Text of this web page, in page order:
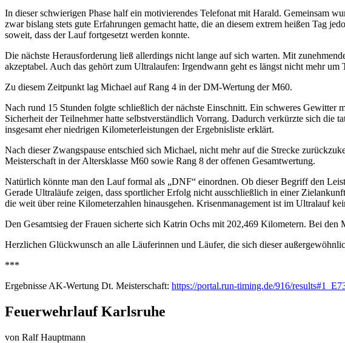
In dieser schwierigen Phase half ein motivierendes Telefonat mit Harald. Gemeinsam
zwar bislang stets gute Erfahrungen gemacht hatte, die an diesem extrem heißen Tag
soweit, dass der Lauf fortgesetzt werden konnte.
Die nächste Herausforderung ließ allerdings nicht lange auf sich warten. Mit
akzeptabel. Auch das gehört zum Ultralaufen: Irgendwann geht es längst nicht mehr
Zu diesem Zeitpunkt lag Michael auf Rang 4 in der DM-Wertung der M60.
Nach rund 15 Stunden folgte schließlich der nächste Einschnitt. Ein schweres
Sicherheit der Teilnehmer hatte selbstverständlich Vorrang. Dadurch verkürzte sich die
insgesamt eher niedrigen Kilometerleistungen der Ergebnisliste erklärt.
Nach dieser Zwangspause entschied sich Michael, nicht mehr auf die Strecke
Meisterschaft in der Altersklasse M60 sowie Rang 8 der offenen Gesamtwertung.
Natürlich könnte man den Lauf formal als „DNF“ einordnen. Ob dieser Begriff den
Gerade Ultraläufe zeigen, dass sportlicher Erfolg nicht ausschließlich in einer
die weit über reine Kilometerzahlen hinausgehen. Krisenmanagement ist im Ultralauf
Den Gesamtsieg der Frauen sicherte sich Katrin Ochs mit 202,469 Kilometern. Bei
Herzlichen Glückwunsch an alle Läuferinnen und Läufer, die sich dieser
***
Ergebnisse AK-Wertung Dt. Meisterschaft: https://portal.run-timing.de/916/
Feuerwehrlauf Karlsruhe
von Ralf Hauptmann